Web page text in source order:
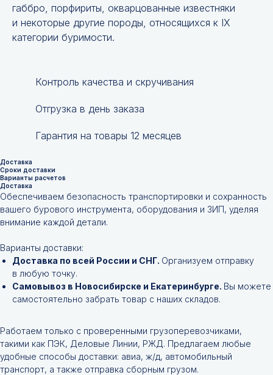
габбро, порфириты, окварцованные известняки
и некоторые другие породы, относящихся к IX
категории буримости.
Контроль качества и скручивания
Отгрузка в день заказа
Гарантия на товары 12 месяцев
Доставка
Сроки доставки
Варианты расчетов
Доставка
Обеспечиваем безопасность транспортировки и сохранность
вашего бурового инструмента, оборудования и ЗИП, уделяя
внимание каждой детали.
Варианты доставки:
Доставка по всей России и СНГ. Организуем отправку
в любую точку.
Самовывоз в Новосибирске и Екатеринбурге. Вы можете
самостоятельно забрать товар с наших складов.
Работаем только с проверенными грузоперевозчиками,
такими как ПЭК, Деловые Линии, РЖД. Предлагаем любые
удобные способы доставки: авиа, ж/д, автомобильный
транспорт, а также отправка сборным грузом.